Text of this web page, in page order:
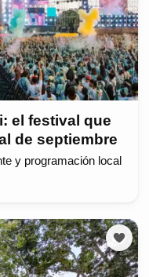
el festival que
de septiembre
y programación local